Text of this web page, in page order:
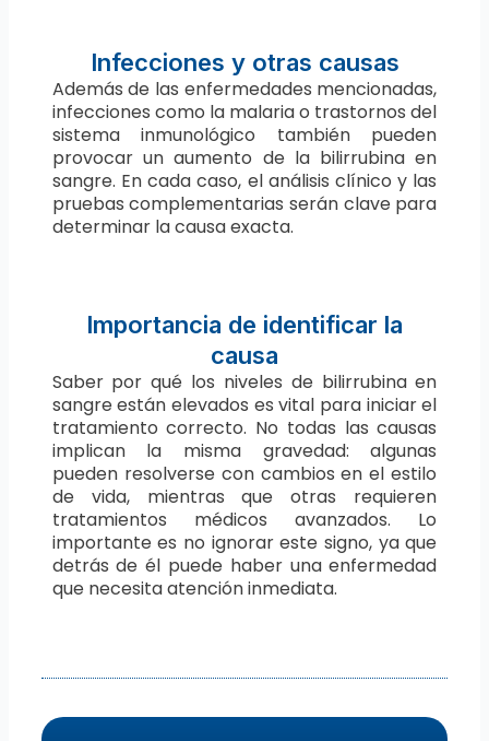
Infecciones y otras causas
Además de las enfermedades mencionadas,
infecciones como la malaria o trastornos del
sistema inmunológico también pueden
provocar un aumento de la bilirrubina en
sangre. En cada caso, el análisis clínico y las
pruebas complementarias serán clave para
determinar la causa exacta.
Importancia de identificar la
causa
Saber por qué los niveles de bilirrubina en
sangre están elevados es vital para iniciar el
tratamiento correcto. No todas las causas
implican la misma gravedad: algunas
pueden resolverse con cambios en el estilo
de vida, mientras que otras requieren
tratamientos médicos avanzados. Lo
importante es no ignorar este signo, ya que
detrás de él puede haber una enfermedad
que necesita atención inmediata.